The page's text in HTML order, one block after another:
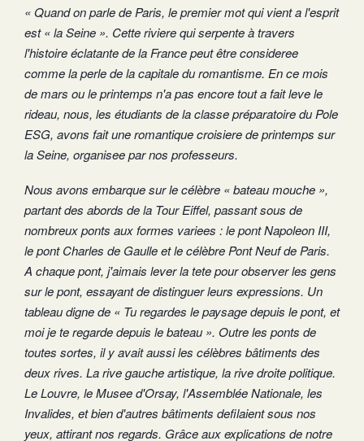
« Quand on parle de Paris, le premier mot qui vient a l'esprit
est « la Seine ». Cette riviere qui serpente à travers
l'histoire éclatante de la France peut être consideree
comme la perle de la capitale du romantisme. En ce mois
de mars ou le printemps n'a pas encore tout a fait leve le
rideau, nous, les étudiants de la classe préparatoire du Pole
ESG, avons fait une romantique croisiere de printemps sur
la Seine, organisee par nos professeurs.
Nous avons embarque sur le célèbre « bateau mouche »,
partant des abords de la Tour Eiffel, passant sous de
nombreux ponts aux formes variees : le pont Napoleon III,
le pont Charles de Gaulle et le célèbre Pont Neuf de Paris.
A chaque pont, j'aimais lever la tete pour observer les gens
sur le pont, essayant de distinguer leurs expressions. Un
tableau digne de « Tu regardes le paysage depuis le pont, et
moi je te regarde depuis le bateau ». Outre les ponts de
toutes sortes, il y avait aussi les célèbres bâtiments des
deux rives. La rive gauche artistique, la rive droite politique.
Le Louvre, le Musee d'Orsay, l'Assemblée Nationale, les
Invalides, et bien d'autres bâtiments defilaient sous nos
yeux, attirant nos regards. Grâce aux explications de notre